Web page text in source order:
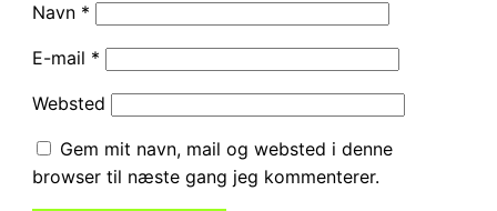
Navn *
E-mail *
Websted
Gem mit navn, mail og websted i denne
browser til næste gang jeg kommenterer.